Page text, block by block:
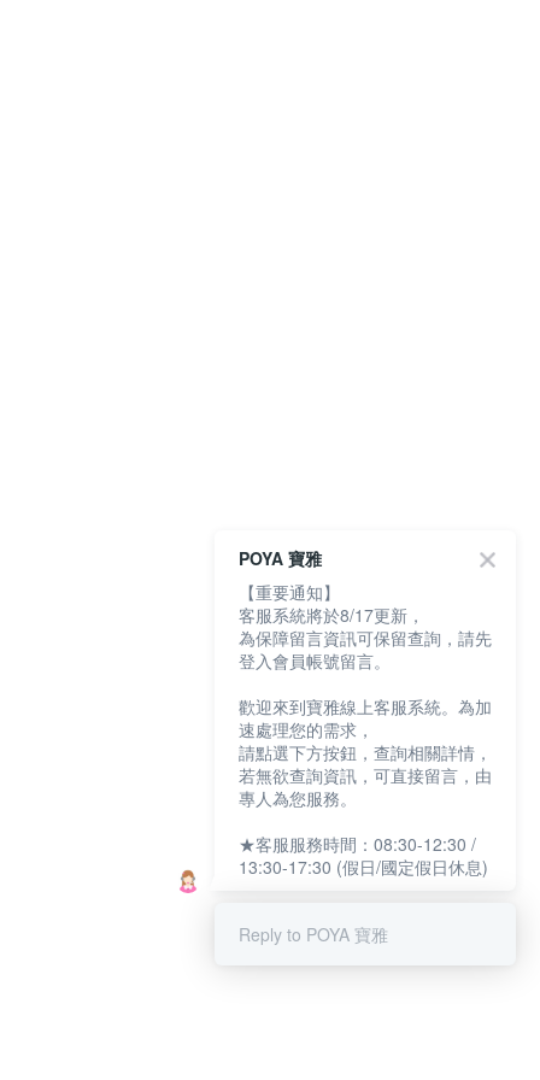
POYA 寶雅
【重要通知】
客服系統將於8/17更新，
為保障留言資訊可保留查詢，請先
登入會員帳號留言。
歡迎來到寶雅線上客服系統。為加
速處理您的需求，
請點選下方按鈕，查詢相關詳情，
若無欲查詢資訊，可直接留言，由
專人為您服務。
★客服服務時間：08:30-12:30 /
13:30-17:30 (假日/國定假日休息)
Reply to POYA 寶雅